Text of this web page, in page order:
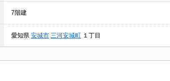
7階建
愛知県 安城市 三河安城町 １丁目